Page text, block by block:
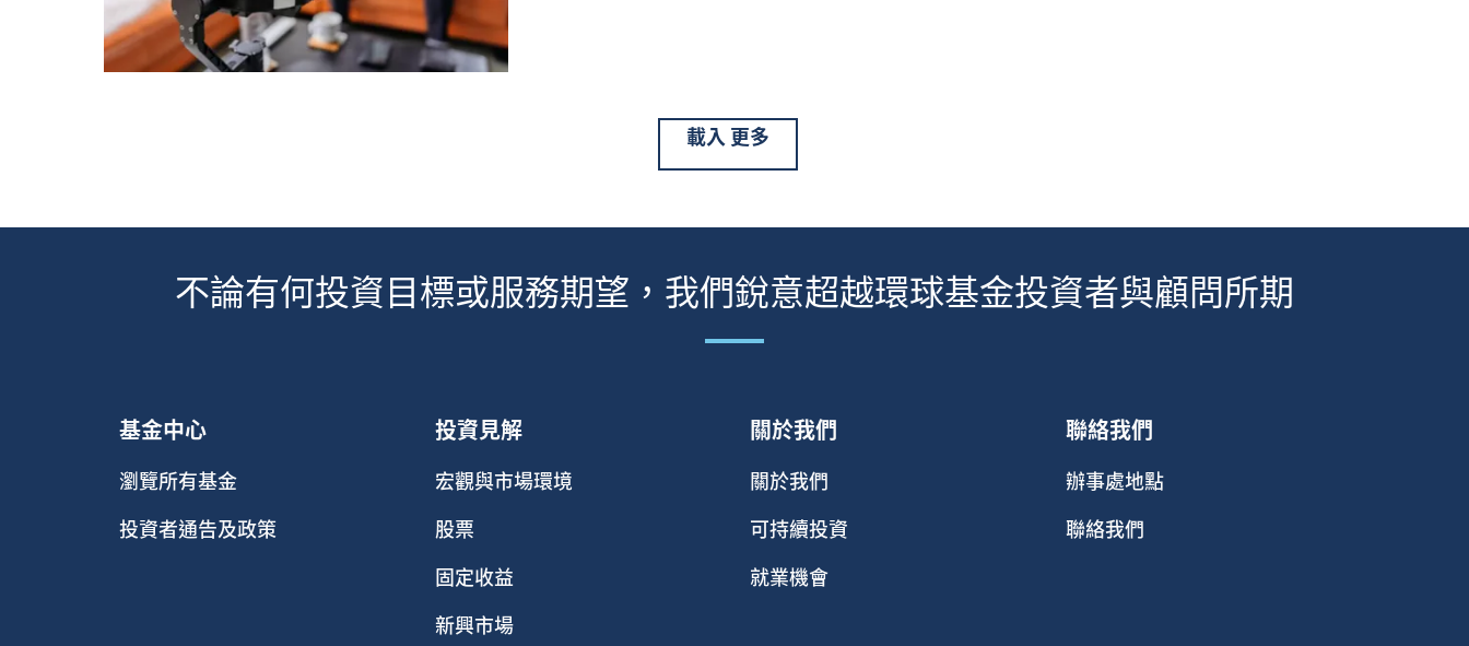
載入 更多
不論有何投資目標或服務期望，我們銳意超越環球基金投資者與顧問所期
基金中心
瀏覽所有基金
投資者通告及政策
投資見解
宏觀與市場環境
股票
固定收益
新興市場
關於我們
關於我們
可持續投資
就業機會
聯絡我們
辦事處地點
聯絡我們